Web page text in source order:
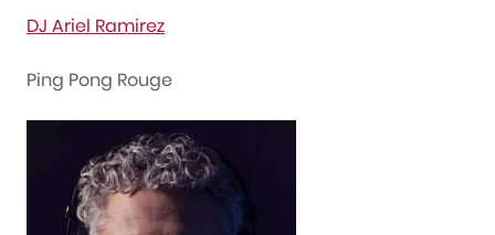
DJ Ariel Ramirez
Ping Pong Rouge